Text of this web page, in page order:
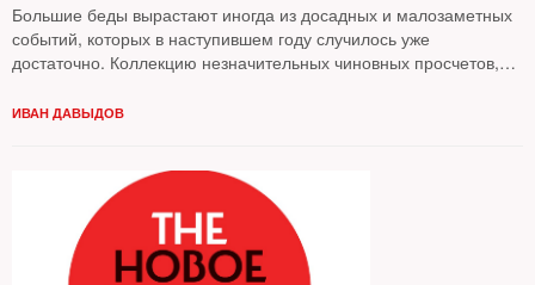
Большие беды вырастают иногда из досадных и малозаметных
событий, которых в наступившем году случилось уже
достаточно. Коллекцию незначительных чиновных просчетов,
The New Times
ИВАН ДАВЫДОВ